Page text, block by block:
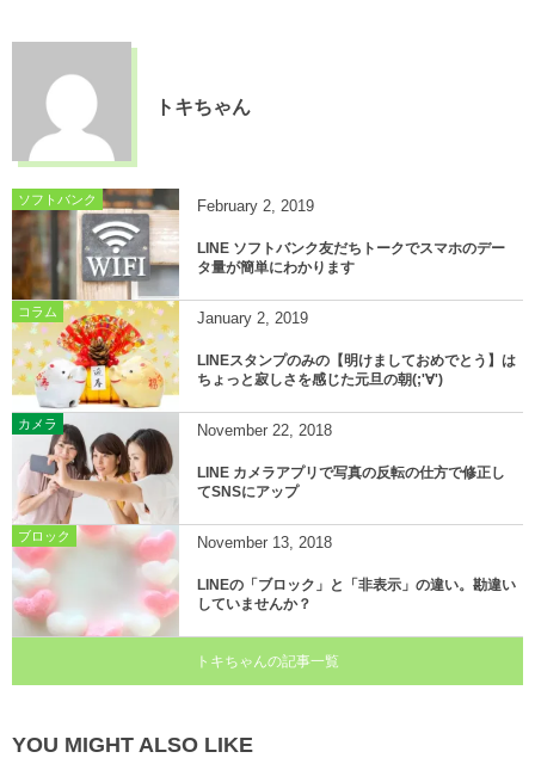
トキちゃん
ソフトバンク February 2 2019
LINE ソフトバンク友だちトークでスマホのデー
タ量が簡単にわかります
コラム January 2 2019
LINEスタンプのみの【明けましておめでとう】は
ちょっと寂しさを感じた元旦の朝(;'∀')
カメラ November 22 2018
LINE カメラアプリで写真の反転の仕方で修正し
てSNSにアップ
ブロック November 13 2018
LINEの「ブロック」と「非表示」の違い。勘違い
していませんか？
トキちゃんの記事一覧
YOU MIGHT ALSO LIKE